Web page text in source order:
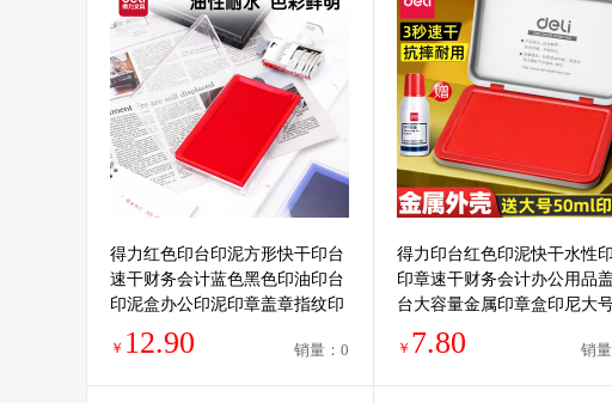
得力红色印台印泥方形快干印台
速干财务会计蓝色黑色印油印台
印泥盒办公印泥印章盖章指纹印
泥油性印台
￥ 12.90 销量：0
得力印台红色印泥快干水性
印章速干财务会计办公用品
台大容量金属印章盒印尼大
干按手印小号便携
￥ 7.80 销